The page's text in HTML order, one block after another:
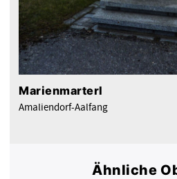
Marienmarterl
Amaliendorf-Aalfang
Ähnliche